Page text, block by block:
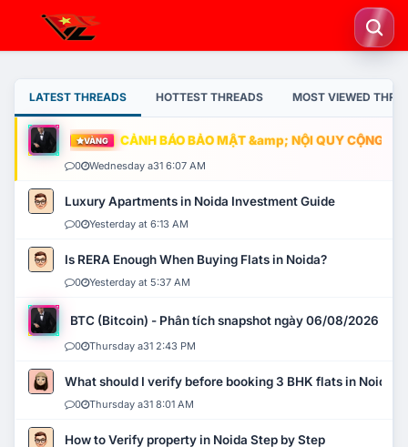
LATEST THREADS HOTTEST THREADS MOST VIEWED
VÀNG CẢNH BÁO BẢO MẬT &amp; NỘI QUY CỘNG
0 Wednesday a31 6:07 AM
Luxury Apartments in Noida Investment Guide
0 Yesterday at 6:13 AM
Is RERA Enough When Buying Flats in Noida?
0 Yesterday at 5:37 AM
BTC (Bitcoin) - Phân tích snapshot ngày 06/08/2026
0 Thursday a31 2:43 PM
What should I verify before booking 3 BHK flats in Noida?
0 Thursday a31 8:01 AM
How to Verify property in Noida Step by Step